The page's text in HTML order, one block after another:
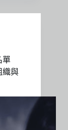
單
織與